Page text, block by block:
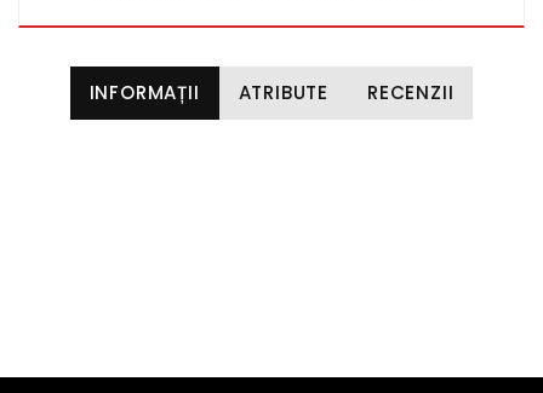
INFORMAȚII ATRIBUTE RECENZII